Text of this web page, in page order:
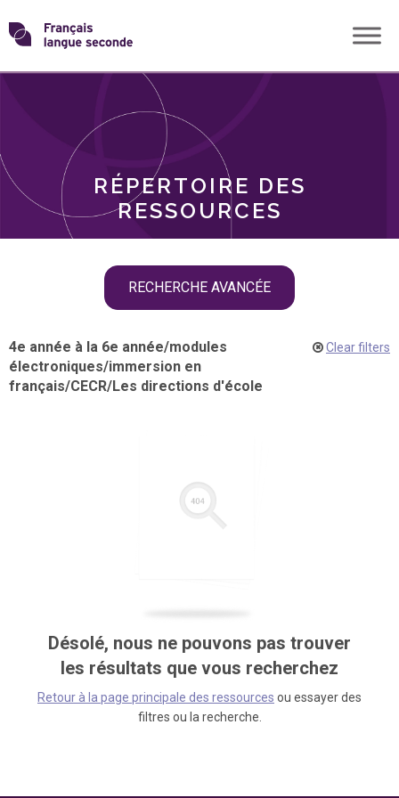
Skip
toTransformons
langue
RÉPERTOIRE DES
RESSOURCES
RECHERCHE AVANCÉE
THÈMES
4e année à la 6e année/modules
électroniques/immersion en
français/CECR/Les directions d'école
Clear filters
Désolé, nous ne pouvons pas trouver
les résultats que vous recherchez
Retour à la page principale des ressources ou essayer des
filtres ou la recherche.